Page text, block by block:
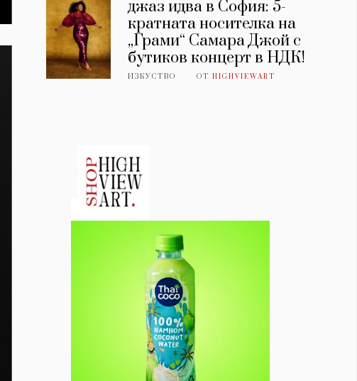
джаз идва в София: 5-
кратната носителка на
„Грами“ Самара Джой с
бутиков концерт в НДК!
ИЗКУСТВО ОТHIGHVIEWART